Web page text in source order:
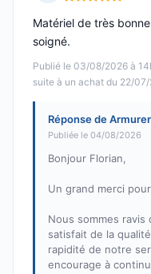
Publié le 03/08/2026 à
suite à un achat du 22/
Matériel de très
soigné.
Réponse de
Publiée le 04/08/2026
Bonjour Florian,
Un grand merci
Nous sommes
satisfait de la
rapidité de notre
encourage à